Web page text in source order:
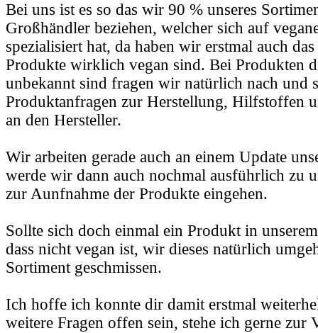
Bei uns ist es so das wir 90 % unseres
Großhändler beziehen, welcher sich auf
spezialisiert hat, da haben wir erstmal auch
Produkte wirklich vegan sind. Bei Produkten
unbekannt sind fragen wir natürlich nach und
Produktanfragen zur Herstellung, Hilfstoffen
an den Hersteller.
Wir arbeiten gerade auch an einem Update
werde wir dann auch nochmal ausführlich zu
zur Aunfnahme der Produkte eingehen.
Sollte sich doch einmal ein Produkt in
dass nicht vegan ist, wir dieses natürlich
Sortiment geschmissen.
Ich hoffe ich konnte dir damit erstmal
weitere Fragen offen sein, stehe ich gerne zur